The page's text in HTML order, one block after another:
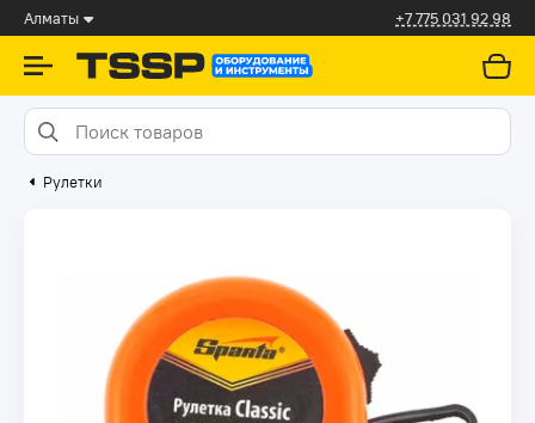
Алматы +7 775 031 92 98
Рулетки